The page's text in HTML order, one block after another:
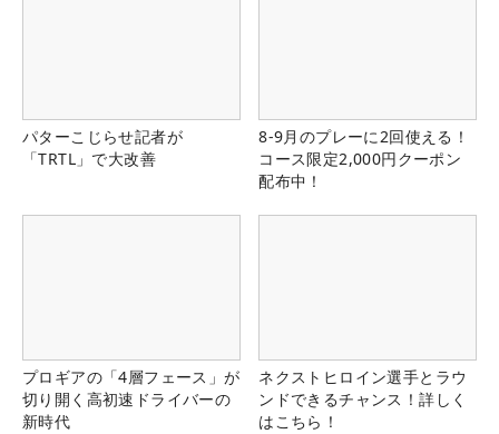
パターこじらせ記者が
「TRTL」で大改善
8-9月のプレーに2回使える！
コース限定2,000円クーポン
配布中！
プロギアの「4層フェース」が
切り開く高初速ドライバーの
新時代
ネクストヒロイン選手とラウ
ンドできるチャンス！詳しく
はこちら！